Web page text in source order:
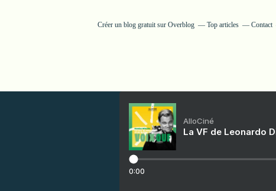
Créer un blog gratuit sur Overblog Top articles Contact
AlloCiné
La VF de Leonardo
0:00